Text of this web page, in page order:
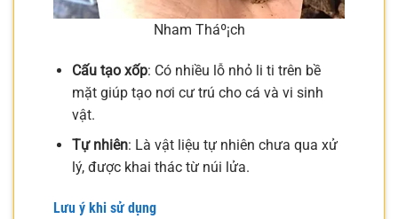
Nham Tháº¡ch
Cấu tạo xốp: Có nhiều lỗ nhỏ li ti trên bề
mặt giúp tạo nơi cư trú cho cá và vi sinh
vật.
Tự nhiên: Là vật liệu tự nhiên chưa qua xử
lý, được khai thác từ núi lửa.
Lưu ý khi sử dụng